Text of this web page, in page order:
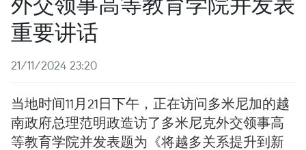
重要讲话
21/11/2024 23:20
当地时间11月21日下午，正在访问多米尼加的越
南政府总理范明政造访了多米尼克外交领事高
等教育学院并发表题为《将越多关系提升到新